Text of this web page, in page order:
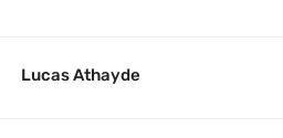
Lucas Athayde